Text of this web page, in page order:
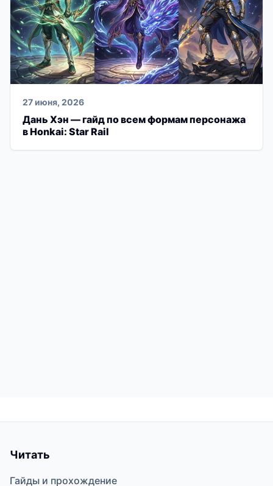
27 июня, 2026
Дань Хэн — гайд по всем формам персонажа
в Honkai: Star Rail
Читать
Гайды и прохождение